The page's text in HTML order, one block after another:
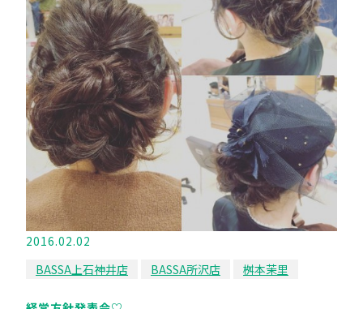
2016.02.02
BASSA上石神井店
BASSA所沢店 桝本茉里